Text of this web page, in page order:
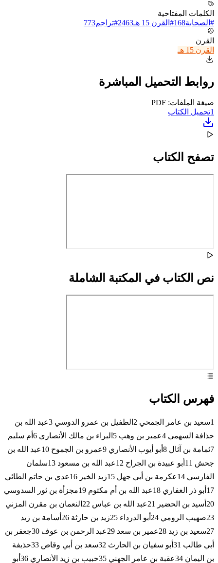
الكلمات المفتاحية
# الصحابة168
# القرن 15 هـ 2463
#تراجم773
القرن
القرن 15 هـ
روابط التحميل المباشرة
صيغة الملفات: PDF
1تحميل الكتاب
تصفح الكتاب
نص الكتاب في المكتبة الشاملة
فهرس الكتاب
1سعيد بن عامر الجمحي 2الطفيل بن عمرو الدوسي 3عبد الله بن
حذافة السهمي 4عمير بن وهب 5البراء بن مالك الأنصاري 6أم سليم
7ثمامة بن آثال 8أبو أيوب الأنصاري 9عمرو بن الجموح 10عبد الله بن
جحش 11أبو عبيدة بن الجراح 12عبد الله بن مسعود 13سلمان
الفارسي 14عكرمة بن أبي جهل 15زيد الخير 16عدي بن حاتم الطائي
17أبو ذر الغفاري 18عبد الله بن أم مكتوم 19مجزأة بن ثور السدوسي
20أسيد بن الحضير 21عبد الله بن عباس 22النعمان بن مقرن المزني
23صهيب الرومي 24أبو الدرداء 25زيد بن حارثة 26أسامة بن زيد
27سعيد بن زيد 28عمير بن سعد 29عبد الرحمن بن عوف 30جعفر بن
أبي طالب 31أبو سفيان بن الحارث 32سعد بن أبي وقاص 33حذيفة
بن اليمان 34عقبة بن عامر الجهني 35حبيب بن زيد الأنصاري 36أبو